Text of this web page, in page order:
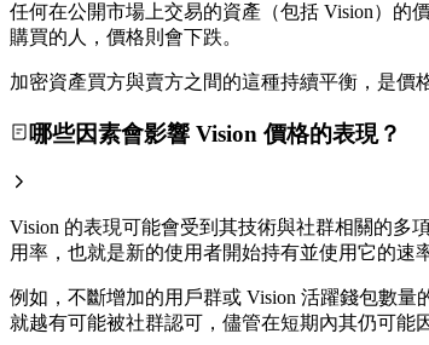
任何在公開市場上交易的資產（包括 Vision）的
購買的人，價格則會下跌。
加密資產買方與賣方之間的這種持續平衡，是價
哪些因素會影響 Vision 價格的表現？
Vision 的表現可能會受到其技術與社群相關的多
用率，也就是新的使用者開始持有並使用它的速率
例如，不斷增加的用戶群或 Vision 活躍錢包數
就越有可能被社群認可，儘管在短期內其仍可能